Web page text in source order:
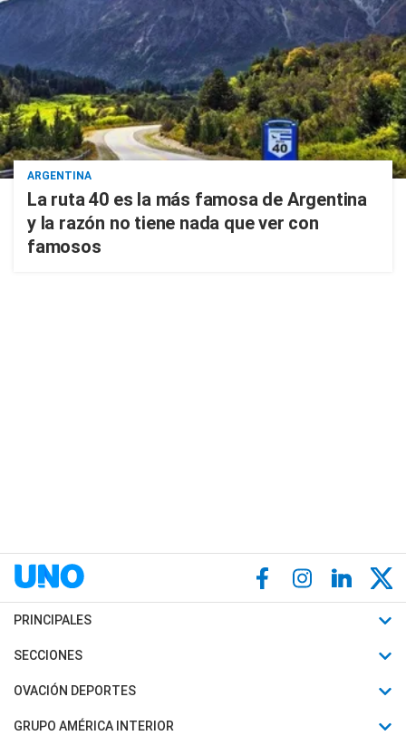
ARGENTINA
La ruta 40 es la más famosa de Argentina
y la razón no tiene nada que ver con
famosos
PRINCIPALES
Últimas Noticias
Política
SECCIONES
Horóscopo
Motores
OVACIÓN DEPORTES
Fútbol
GRUPO AMÉRICA INTERIOR